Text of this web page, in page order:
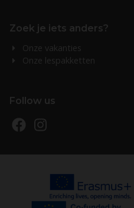
Zoek je iets anders?
Onze vakanties
Onze lespakketten
Follow us